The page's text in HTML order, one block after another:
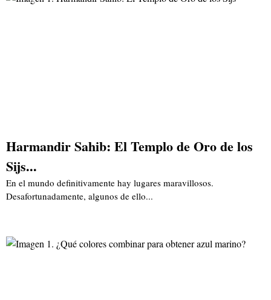
Harmandir Sahib: El Templo de Oro de los
Sijs...
En el mundo definitivamente hay lugares maravillosos.
Desafortunadamente, algunos de ello...